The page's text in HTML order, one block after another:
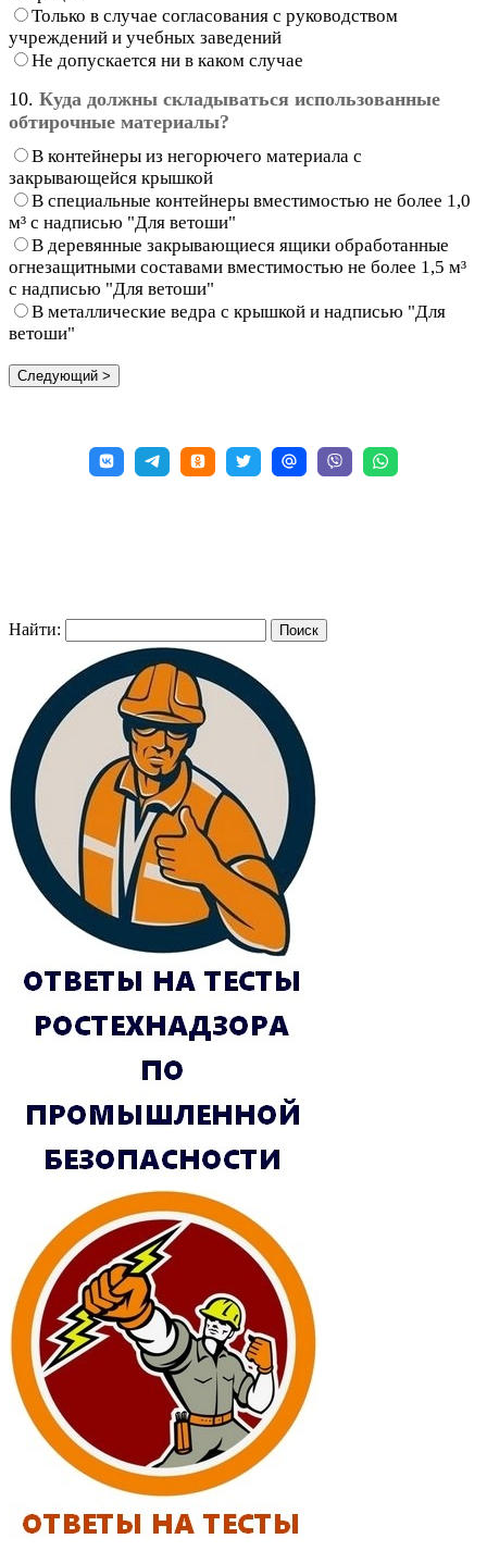
Только в случае согласования с руководством
учреждений и учебных заведений
Не допускается ни в каком случае
10. Куда должны складываться использованные
обтирочные материалы?
В контейнеры из негорючего материала с
закрывающейся крышкой
В специальные контейнеры вместимостью не более 1,0
м³ с надписью "Для ветоши"
В деревянные закрывающиеся ящики обработанные
огнезащитными составами вместимостью не более 1,5 м³
с надписью "Для ветоши"
В металлические ведра с крышкой и надписью "Для
ветоши"
Найти: